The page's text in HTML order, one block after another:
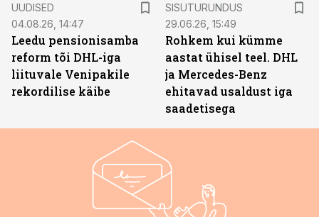
UUDISED
04.08.26, 14:47
Leedu pensionisamba
reform tõi DHL-iga
liituvale Venipakile
rekordilise käibe
SISUTURUNDUS
29.06.26, 15:49
Rohkem kui kümme
aastat ühisel teel. DHL
ja Mercedes-Benz
ehitavad usaldust iga
saadetisega